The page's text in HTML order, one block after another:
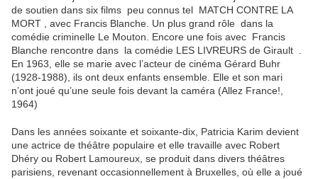
de soutien dans six films peu connus tel MATCH CONTRE LA
MORT , avec Francis Blanche. Un plus grand rôle dans la
comédie criminelle Le Mouton. Encore une fois avec Francis
Blanche rencontre dans la comédie LES LIVREURS de Girault .
En 1963, elle se marie avec l’acteur de cinéma Gérard Buhr
(1928-1988), ils ont deux enfants ensemble. Elle et son mari
n’ont joué qu’une seule fois devant la caméra (Allez France!,
1964)
Dans les années soixante et soixante-dix, Patricia Karim devient
une actrice de théâtre populaire et elle travaille avec Robert
Dhéry ou Robert Lamoureux, se produit dans divers théâtres
parisiens, revenant occasionnellement à Bruxelles, où elle a joué